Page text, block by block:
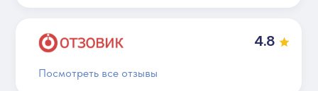
Посмотреть все отзывы
4.8